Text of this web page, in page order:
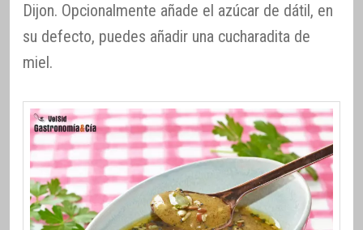
Dijon. Opcionalmente añade el azúcar de dátil, en
su defecto, puedes añadir una cucharadita de
miel.